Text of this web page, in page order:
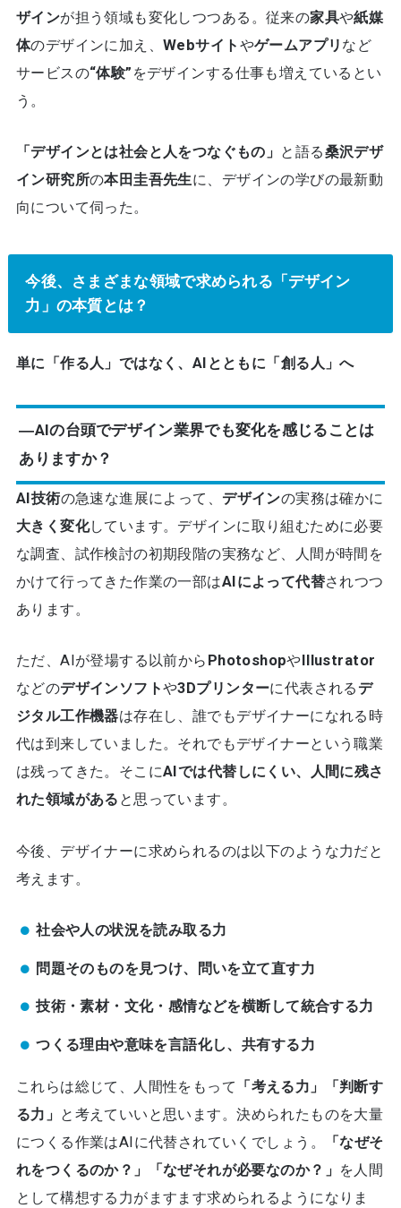
ザインが担う領域も変化しつつある。従来の家具や紙媒
体のデザインに加え、Webサイト やゲームアプリ など
サービスの“体験” をデザインする仕事も増えているとい
う。
「デザインとは社会と人をつなぐもの」 と語る桑沢デザ
イン研究所の本田圭吾先生に、デザインの学びの最新動
向について伺った。
今後、さまざまな領域で求められる「デザイン
力」の本質とは？
単に「作る人」ではなく、AIとともに「創る人」へ
―AIの台頭でデザイン業界でも変化を感じることは
ありますか？
AI技術の急速な進展によって、 デザインの実務は確かに
大きく変化しています。デザインに取り組むために必要
な調査、試作検討の初期段階の実務など、人間が時間を
かけて行ってきた作業の一部はAIによって代替されつつ
あります。
ただ、AIが登場する以前から Photoshopや Illustrator
などのデザインソフトや3Dプリンターに代表される デ
ジタル工作機器は存在し、誰でもデザイナーになれる時
代は到来していました。それでもデザイナーという職業
は残ってきた。そこにAIでは代替しにくい、人間に残さ
れた領域がある と思っています。
今後、デザイナーに求められるのは以下のような力だと
考えます。
社会や人の状況を読み取る力
問題そのものを見つけ、問いを立て直す力
技術・素材・文化・感情などを横断して統合する力
つくる理由や意味を言語化し、共有する力
これらは総じて、人間性をもって 「考える力」「判断す
る力」 と考えていいと思います。決められたものを大量
につくる作業はAIに代替されていくでしょう。
「なぜそ
れをつくるのか？」「なぜそれが必要なのか？」 を人間
として構想する力がますます求められるようになりま